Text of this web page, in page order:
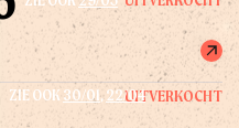
UITVERKOCHT
ZIE OOK 30/01,22/04